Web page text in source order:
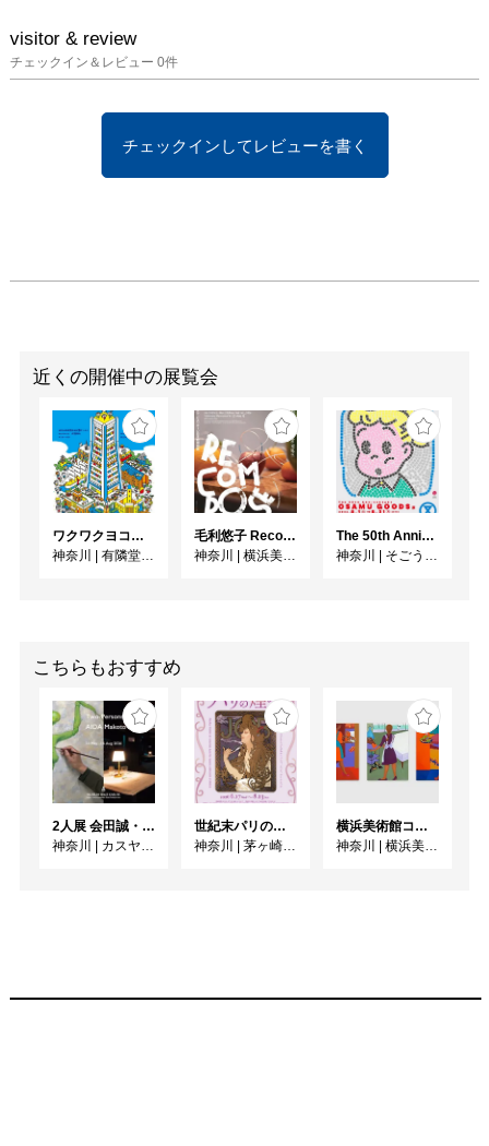
visitor & review
チェックイン＆レビュー 0件
チェックインしてレビューを書く
近くの開催中の展覧会
ワクワクヨコハマ
神奈川
有隣堂GALLERY
毛利悠子 Recompose ー 第60回ヴェネチア・ビエンナーレ日本館帰国展
神奈川
横浜美術館
The 50th Anniversary OSAMU GOODS 展
神奈川
そごう美術館
こちらもおすすめ
2人展 会田誠・岡田裕子
神奈川
カスヤの森現代美術館
世紀末パリの煌めき ーOGATAコレクションにみるミュシャ、シェレ、ロートレック
神奈川
茅ヶ崎市美術館
横浜美術館コレクション展 海をこえてゆく彼女
神奈川
横浜美術館